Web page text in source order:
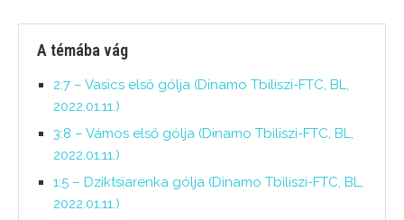
A témába vág
2:7 – Vasics első gólja (Dinamo Tbiliszi-FTC, BL,
2022.01.11.)
3:8 – Vámos első gólja (Dinamo Tbiliszi-FTC, BL,
2022.01.11.)
1:5 – Dziktsiarenka gólja (Dinamo Tbiliszi-FTC, BL,
2022.01.11.)